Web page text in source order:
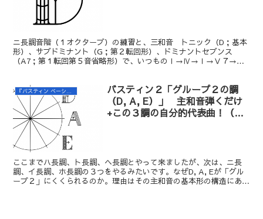
ニ長調音階（１オクターブ）の練習と、三和音 トニック（D；基本
形）、サブドミナント（G；第２転回形）、ドミナントセブンス
（A7；第１転回第５音省略形）で、いつものⅠ→Ⅳ→Ⅰ→Ⅴ７→Ⅰ
バスティン２「グループ２の調
（D, A, E）」 主和音弾くだけ
+この３調の自分的代表曲！（ゲ
ここまでハ長調、ト長調、ヘ長調とやって来ましたが、次は、ニ長
調、イ長調、ホ長調の３つをやるみたいです。なぜD, A, Eが「グル
ープ２」にくくられるのか。理由はその主和音の基本形の構造にあり